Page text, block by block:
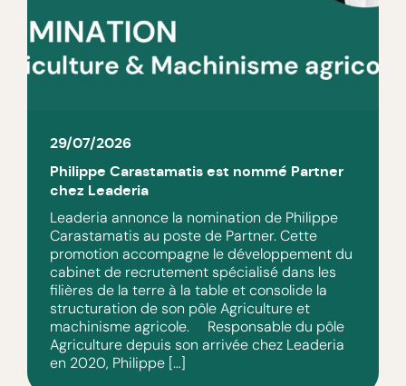
29/07/2026
Philippe Carastamatis est nommé Partner
chez Leaderia
Leaderia annonce la nomination de Philippe
Carastamatis au poste de Partner. Cette
promotion accompagne le développement du
cabinet de recrutement spécialisé dans les
filières de la terre à la table et consolide la
structuration de son pôle Agriculture et
machinisme agricole. Responsable du pôle
Agriculture depuis son arrivée chez Leaderia
en 2020, Philippe […]